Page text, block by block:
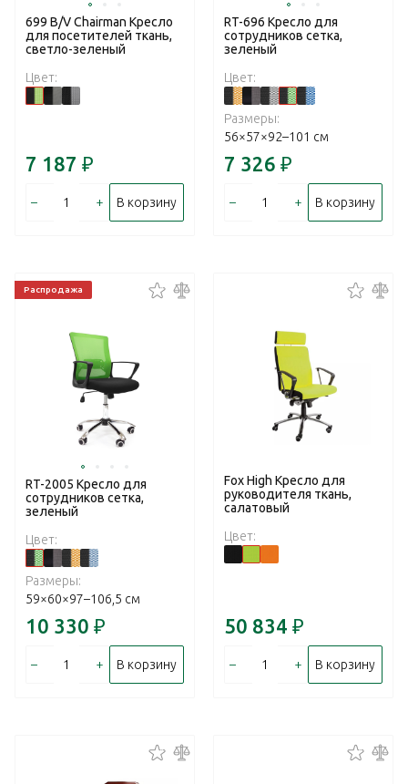
699 B/V Chairman Кресло
для посетителей ткань,
светло-зеленый
Цвет:
7 187 ₽
– + В корзину
RT-696 Кресло для
сотрудников сетка,
зеленый
Цвет:
Размеры:
56×57×92–101 см
7 326 ₽
– + В корзину
Распродажа
RT-2005 Кресло для
сотрудников сетка,
зеленый
Цвет:
Размеры:
59×60×97–106,5 см
10 330 ₽
– + В корзину
Fox High Кресло для
руководителя ткань,
салатовый
Цвет:
50 834 ₽
– + В корзину